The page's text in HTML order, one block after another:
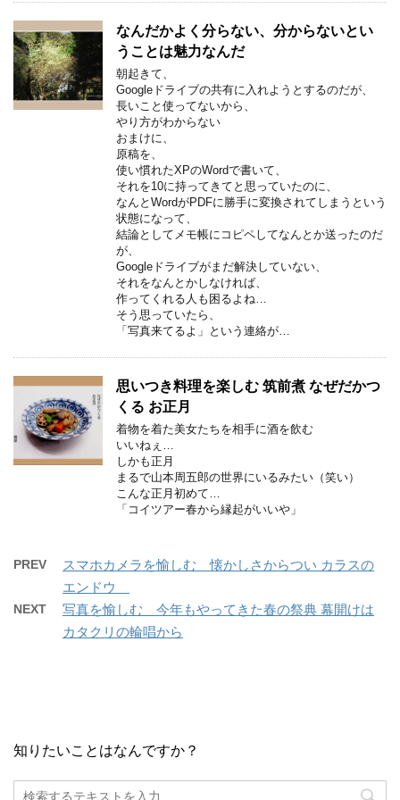
なんだかよく分らない、分からないとい
うことは魅力なんだ
朝起きて、
Googleドライブの共有に入れようとするのだが、
長いこと使ってないから、
やり方がわからない
おまけに、
原稿を、
使い慣れたXPのWordで書いて、
それを10に持ってきてと思っていたのに、
なんとWordがPDFに勝手に変換されてしまうという
状態になって、
結論としてメモ帳にコピペしてなんとか送ったのだ
が、
Googleドライブがまだ解決していない、
それをなんとかしなければ、
作ってくれる人も困るよね…
そう思っていたら、
「写真来てるよ」という連絡が…
思いつき料理を楽しむ 筑前煮 なぜだかつ
くる お正月
着物を着た美女たちを相手に酒を飲む
いいねぇ…
しかも正月
まるで山本周五郎の世界にいるみたい（笑い）
こんな正月初めて…
「コイツアー春から縁起がいいや」
PREV
スマホカメラを愉しむ 懐かしさからつい カラスの
エンドウ
NEXT
写真を愉しむ 今年もやってきた春の祭典 幕開けは
カタクリの輪唱から
知りたいことはなんですか？